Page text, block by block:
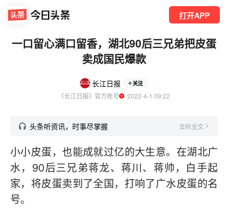
打开APP
一口留心满口留香，湖北90后三兄弟把皮蛋
卖成国民爆款
长江日报 关注
《长江日报》官方账号
  2022-4-1 09:22
头条听资讯，时事尽掌握 去听全文
小小皮蛋，也能成就过亿的大生意。在湖北广
水，90后三兄弟蒋龙、蒋川、蒋帅，白手起
家，将皮蛋卖到了全国，打响了广水皮蛋的名
号。